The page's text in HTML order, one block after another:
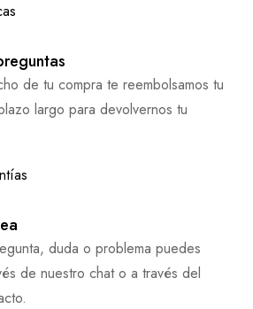
de tu compra te reembolsamos tu
largo para devolvernos tu
duda o problema puedes
de nuestro chat o a través del